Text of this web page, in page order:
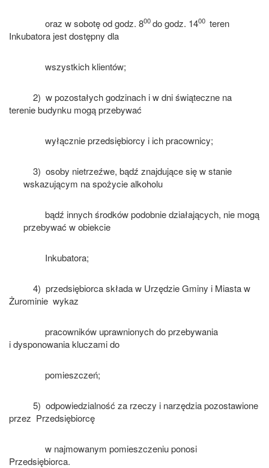
oraz w sobotę od godz. 800do godz. 1400 teren
Inkubatora jest dostępny dla
wszystkich klientów;
2) w pozostałych godzinach i w dni świąteczne na
terenie budynku mogą przebywać
wyłącznie przedsiębiorcy i ich pracownicy;
3) osoby nietrzeźwe, bądź znajdujące się w stanie
wskazującym na spożycie alkoholu
bądź innych środków podobnie działających, nie mogą
przebywać w obiekcie
Inkubatora;
4) przedsiębiorca składa w Urzędzie Gminy i Miasta w
Żurominie wykaz
pracowników uprawnionych do przebywania
i dysponowania kluczami do
pomieszczeń;
5) odpowiedzialność za rzeczy i narzędzia pozostawione
przez Przedsiębiorcę
w najmowanym pomieszczeniu ponosi
Przedsiębiorca.